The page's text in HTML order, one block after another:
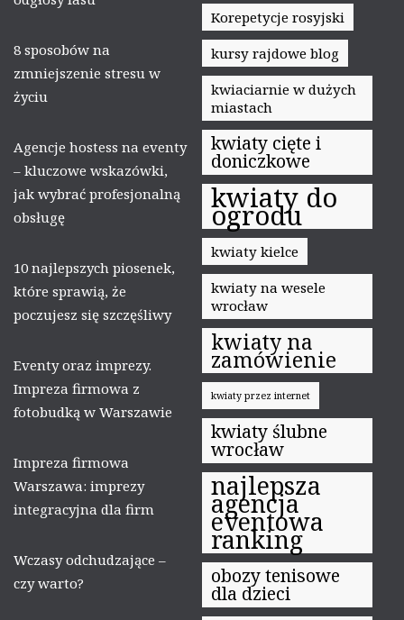
8 sposobów na
zmniejszenie stresu w
życiu
Agencje hostess na eventy
– kluczowe wskazówki,
jak wybrać profesjonalną
obsługę
10 najlepszych piosenek,
które sprawią, że
poczujesz się szczęśliwy
Eventy oraz imprezy.
Impreza firmowa z
fotobudką w Warszawie
Impreza firmowa
Warszawa: imprezy
integracyjna dla firm
Wczasy odchudzające –
czy warto?
Korepetycje rosyjski
kursy rajdowe blog
kwiaciarnie w dużych
miastach
kwiaty cięte i
doniczkowe
kwiaty do
ogrodu
kwiaty kielce
kwiaty na wesele
wrocław
kwiaty na
zamówienie
kwiaty przez internet
kwiaty ślubne
wrocław
najlepsza
agencja
eventowa
ranking
obozy tenisowe
dla dzieci